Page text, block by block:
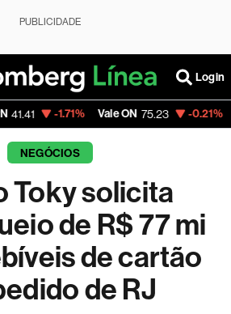
PUBLICIDADE
Login
Vale ON 75.23 -0.21% Itaú PN 41.12
NEGÓCIOS
Toky solicita
de R$ 77 mi
de cartão
de RJ